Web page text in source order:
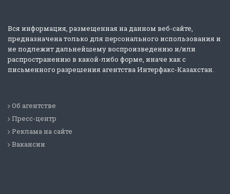
Вся информация, размещенная на данном веб-сайте,
предназначена только для персонального использования и
не подлежит дальнейшему воспроизведению и/или
распространению в какой-либо форме, иначе как с
письменного разрешения агентства Интерфакс-Казахстан.
Об агентстве
Пресс-центр
Реклама на сайте
Вакансии